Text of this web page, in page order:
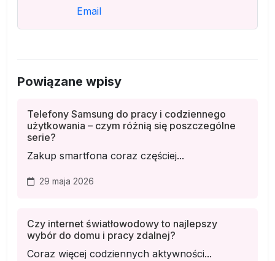
Email
Powiązane wpisy
Telefony Samsung do pracy i codziennego
użytkowania – czym różnią się poszczególne
serie?
Zakup smartfona coraz częściej...
29 maja 2026
Czy internet światłowodowy to najlepszy
wybór do domu i pracy zdalnej?
Coraz więcej codziennych aktywności...